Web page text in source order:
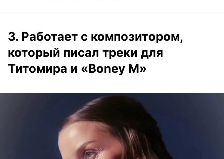
3. Работает с композитором,
который писал треки для
Титомира и «Boney M»